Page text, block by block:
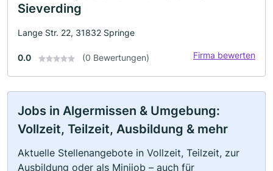
Sieverding
Lange Str. 22, 31832 Springe
0.0 (0 Bewertungen) Firma bewerten
Jobs in Algermissen & Umgebung:
Vollzeit, Teilzeit, Ausbildung & mehr
Aktuelle Stellenangebote in Vollzeit, Teilzeit, zur
Ausbildung oder als Minijob – auch für